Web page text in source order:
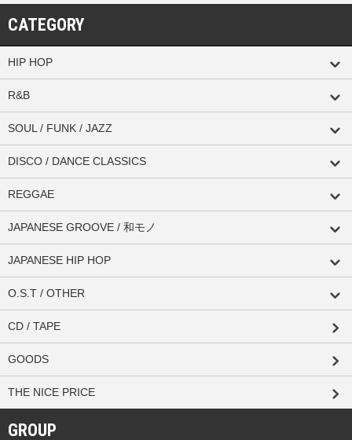
CATEGORY
HIP HOP
R&B
SOUL / FUNK / JAZZ
DISCO / DANCE CLASSICS
REGGAE
JAPANESE GROOVE / 和モノ
JAPANESE HIP HOP
O.S.T / OTHER
CD / TAPE
GOODS
THE NICE PRICE
GROUP